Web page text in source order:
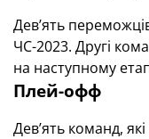
Дев’ять
ЧС-2023. Другі
на наступному
Плей-офф
Дев’ять команд,